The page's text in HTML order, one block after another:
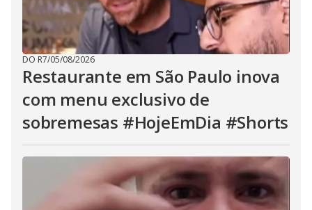
DO R7/05/08/2026
Restaurante em São Paulo inova
com menu exclusivo de
sobremesas #HojeEmDia #Shorts